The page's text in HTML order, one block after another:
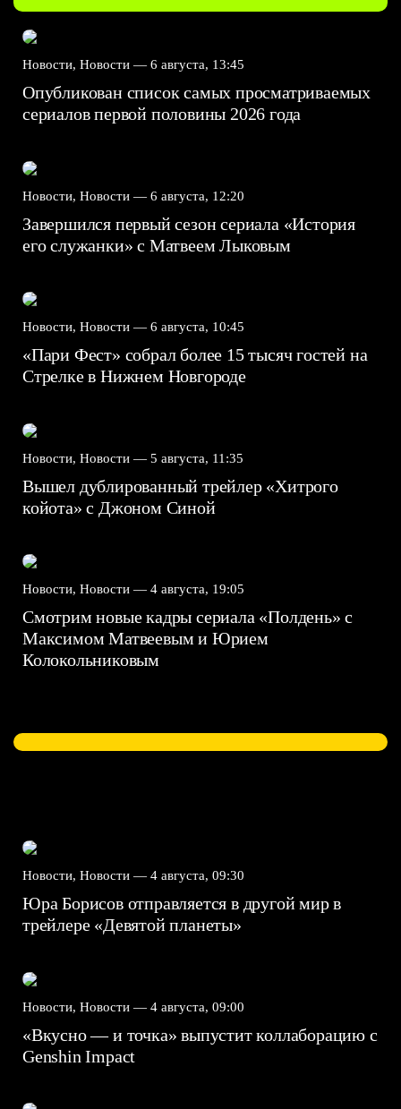
Новости, Новости — 6 августа, 13:45
Опубликован список самых просматриваемых
сериалов первой половины 2026 года
Новости, Новости — 6 августа, 12:20
Завершился первый сезон сериала «История
его служанки» с Матвеем Лыковым
Новости, Новости — 6 августа, 10:45
«Пари Фест» собрал более 15 тысяч гостей на
Стрелке в Нижнем Новгороде
Новости, Новости — 5 августа, 11:35
Вышел дублированный трейлер «Хитрого
койота» с Джоном Синой
Новости, Новости — 4 августа, 19:05
Смотрим новые кадры сериала «Полдень» с
Максимом Матвеевым и Юрием
Колокольниковым
Новости, Новости — 4 августа, 09:30
Юра Борисов отправляется в другой мир в
трейлере «Девятой планеты»
Новости, Новости — 4 августа, 09:00
«Вкусно — и точка» выпустит коллаборацию с
Genshin Impact⁠⁠